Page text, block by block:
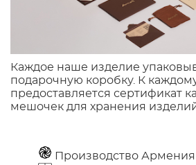
Каждое наше изделие
подарочную коробку. К
предоставляется сертификат
мешочек для хранения
Производство Армения